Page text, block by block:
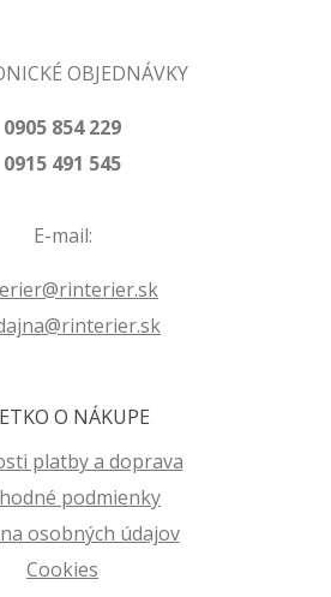
OBJEDNÁVKY
0905 854 229
0915 491 545
E-mail:
O NÁKUPE
platby a doprava
podmienky
osobných údajov
Cookies